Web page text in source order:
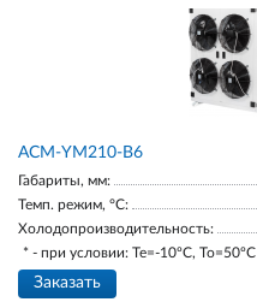
АСМ-YM210-В6
Габариты, мм:
Темп. режим, °С:
Холодопроизводительность:
* - при условии: Te=-10ºC, To=50ºC
Заказать